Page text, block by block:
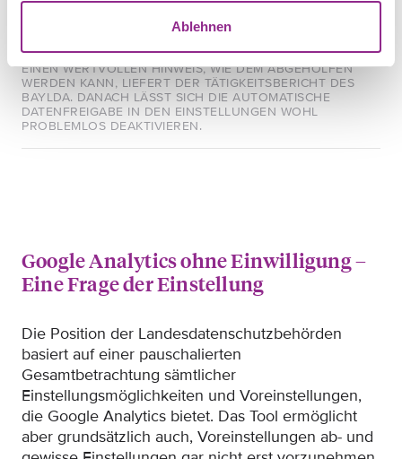
Ablehnen
auch zu eigenen Zwecken zu nutzen.
EINEN WERTVOLLEN HINWEIS, WIE DEM ABGEHOLFEN
WERDEN KANN, LIEFERT DER TÄTIGKEITSBERICHT DES
BAYLDA. DANACH LÄSST SICH DIE AUTOMATISCHE
DATENFREIGABE IN DEN EINSTELLUNGEN WOHL
PROBLEMLOS DEAKTIVIEREN.
Google Analytics ohne Einwilligung –
Eine Frage der Einstellung
Die Position der Landesdatenschutzbehörden
basiert auf einer pauschalierten
Gesamtbetrachtung sämtlicher
Einstellungsmöglichkeiten und Voreinstellungen,
die Google Analytics bietet. Das Tool ermöglicht
aber grundsätzlich auch, Voreinstellungen ab- und